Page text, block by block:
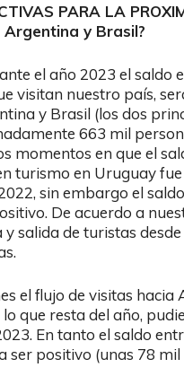
PARA LA
y Brasil?
el año 2023 el saldo
visitan nuestro país,
y Brasil (los dos
663 mil
momentos en que el
turismo en Uruguay
sin embargo el
De acuerdo a
salida de turistas
el flujo de visitas
que resta del año,
En tanto el saldo
positivo (unas 78 mil